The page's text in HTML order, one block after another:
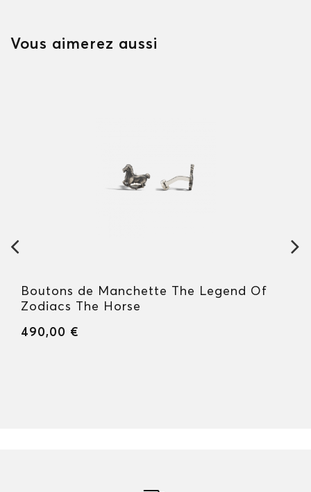
Vous aimerez aussi
Boutons de Manchette The Legend Of
Zodiacs The Horse
490,00 €